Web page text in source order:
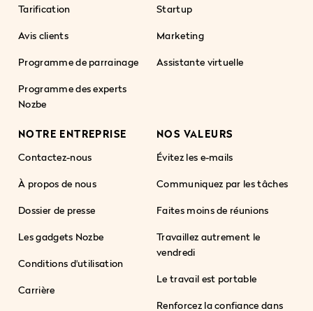
Tarification
Avis clients
Programme de parrainage
Programme des experts
Nozbe
Startup
Marketing
Assistante virtuelle
NOTRE ENTREPRISE
Contactez-nous
À propos de nous
Dossier de presse
Les gadgets Nozbe
Conditions d'utilisation
Carrière
NOS VALEURS
Évitez les e-mails
Communiquez par les tâches
Faites moins de réunions
Travaillez autrement le
vendredi
Le travail est portable
Renforcez la confiance dans